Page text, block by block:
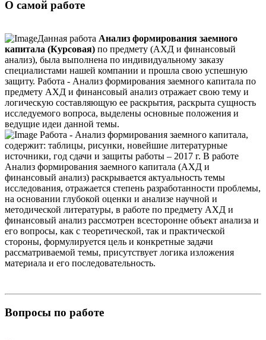
О самой работе
Данная работа Анализ формирования заемного
капитала (Курсовая) по предмету (АХД и финансовый
анализ), была выполнена по индивидуальному заказу
специалистами нашей компании и прошла свою успешную
защиту. Работа - Анализ формирования заемного капитала по
предмету АХД и финансовый анализ отражает свою тему и
логическую составляющую ее раскрытия, раскрыта сущность
исследуемого вопроса, выделены основные положения и
ведущие идеи данной темы.
Работа - Анализ формирования заемного капитала,
содержит: таблицы, рисунки, новейшие литературные
источники, год сдачи и защиты работы – 2017 г. В работе
Анализ формирования заемного капитала (АХД и
финансовый анализ) раскрывается актуальность темы
исследования, отражается степень разработанности проблемы,
на основании глубокой оценки и анализе научной и
методической литературы, в работе по предмету АХД и
финансовый анализ рассмотрен всесторонне объект анализа и
его вопросы, как с теоретической, так и практической
стороны, формулируется цель и конкретные задачи
рассматриваемой темы, присутствует логика изложения
материала и его последовательность.
Вопросы по работе